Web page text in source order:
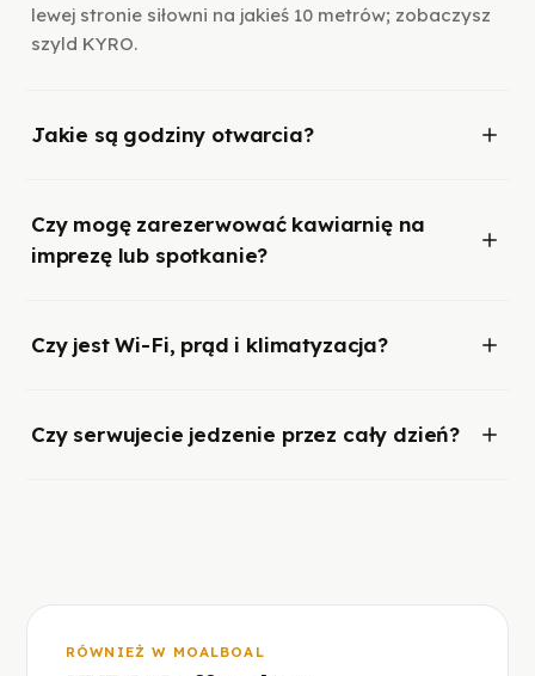
lewej stronie siłowni na jakieś 10 metrów; zobaczysz
szyld KYRO.
Jakie są godziny otwarcia?
Czy mogę zarezerwować kawiarnię na
imprezę lub spotkanie?
Czy jest Wi-Fi, prąd i klimatyzacja?
Czy serwujecie jedzenie przez cały dzień?
RÓWNIEŻ W MOALBOAL